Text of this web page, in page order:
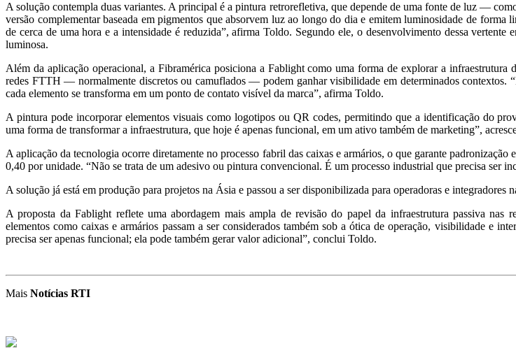
A solução contempla duas variantes. A principal é a pintura retrorefletiva, que depende de uma fonte de luz —
versão complementar baseada em pigmentos que absorvem luz ao longo do dia e emitem luminosidade de
de cerca de uma hora e a intensidade é reduzida”, afirma Toldo. Segundo ele, o desenvolvimento dessa
luminosa.
Além da aplicação operacional, a Fibramérica posiciona a Fablight como uma forma de explorar a
redes FTTH — normalmente discretos ou camuflados — podem ganhar visibilidade em determinados contextos.
cada elemento se transforma em um ponto de contato visível da marca”, afirma Toldo.
A pintura pode incorporar elementos visuais como logotipos ou QR codes, permitindo que a identificação do
uma forma de transformar a infraestrutura, que hoje é apenas funcional, em um ativo também de marketing”,
A aplicação da tecnologia ocorre diretamente no processo fabril das caixas e armários, o que garante
0,40 por unidade. “Não se trata de um adesivo ou pintura convencional. É um processo industrial que precisa ser
A solução já está em produção para projetos na Ásia e passou a ser disponibilizada para operadoras e integradores
A proposta da Fablight reflete uma abordagem mais ampla de revisão do papel da infraestrutura passiva nas
elementos como caixas e armários passam a ser considerados também sob a ótica de operação, visibilidade e
precisa ser apenas funcional; ela pode também gerar valor adicional”, conclui Toldo.
Mais Notícias RTI